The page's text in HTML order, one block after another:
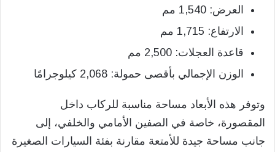
العرض: 1,540 مم
الارتفاع: 1,715 مم
قاعدة العجلات: 2,500 مم
الوزن الإجمالي بأقصى حمولة: 2,068 كيلوجرامًا
وتوفر هذه الأبعاد مساحة مناسبة للركاب داخل
المقصورة، خاصة في الصفين الأمامي والخلفي، إلى
جانب مساحة جيدة للأمتعة مقارنة بفئة السيارات الصغيرة